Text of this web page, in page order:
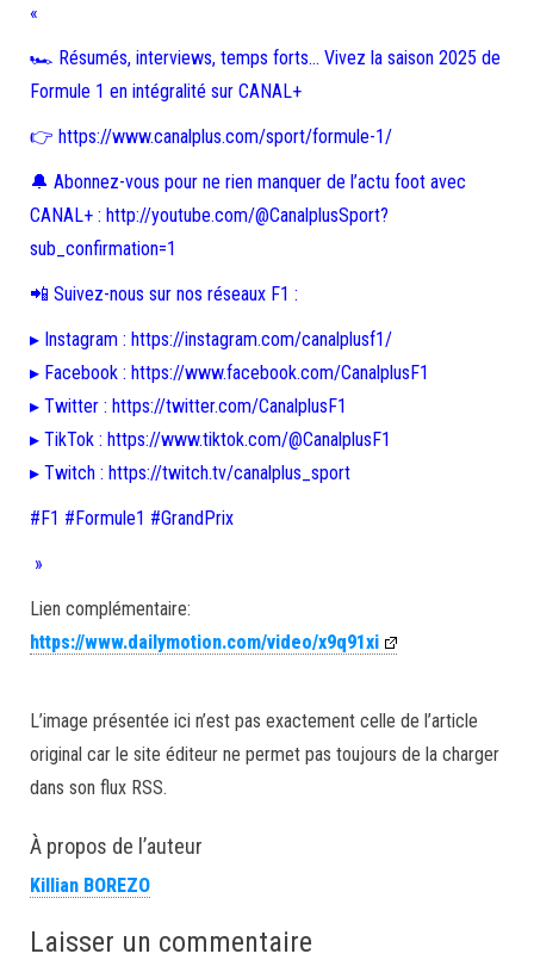
«
🏎️ Résumés, interviews, temps forts… Vivez la saison 2025 de
Formule 1 en intégralité sur CANAL+
👉 https://www.canalplus.com/sport/formule-1/
🔔 Abonnez-vous pour ne rien manquer de l’actu foot avec
CANAL+ : http://youtube.com/@CanalplusSport?
sub_confirmation=1
📲 Suivez-nous sur nos réseaux F1 :
▸ Instagram : https://instagram.com/canalplusf1/
▸ Facebook : https://www.facebook.com/CanalplusF1
▸ Twitter : https://twitter.com/CanalplusF1
▸ TikTok : https://www.tiktok.com/@CanalplusF1
▸ Twitch : https://twitch.tv/canalplus_sport
#F1 #Formule1 #GrandPrix
»
Lien complémentaire:
https://www.dailymotion.com/video/x9q91xi
L’image présentée ici n’est pas exactement celle de l’article
original car le site éditeur ne permet pas toujours de la charger
dans son flux RSS.
À propos de l’auteur
Killian BOREZO
Laisser un commentaire